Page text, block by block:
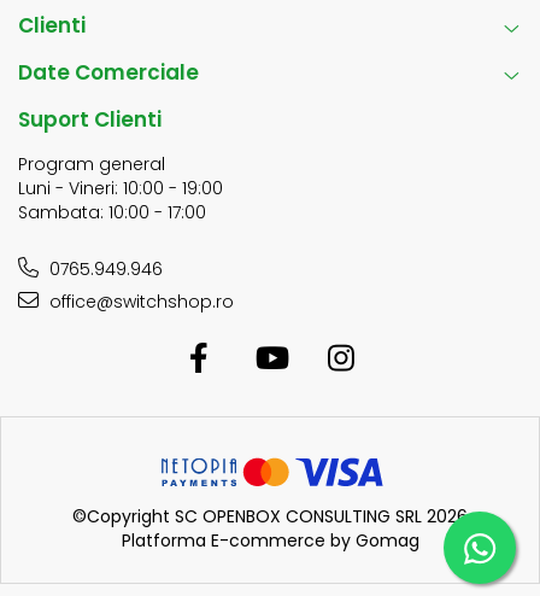
Clienti
Date Comerciale
Suport Clienti
Program general
Luni - Vineri: 10:00 - 19:00
Sambata: 10:00 - 17:00
0765.949.946
office@switchshop.ro
©Copyright SC OPENBOX CONSULTING SRL 2026
Platforma E-commerce by Gomag